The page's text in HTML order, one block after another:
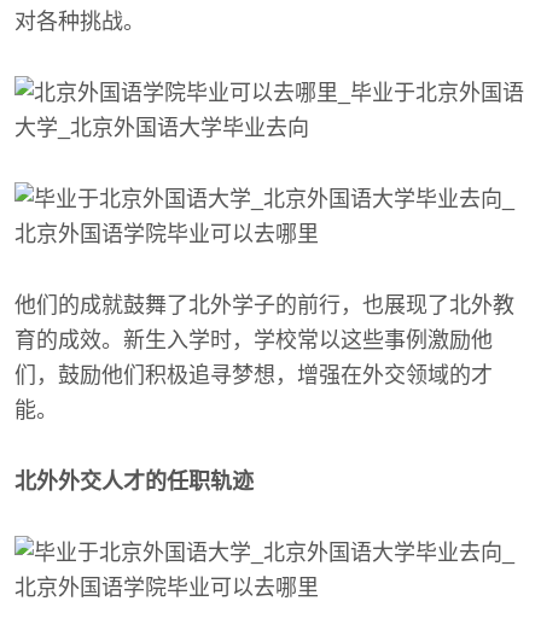
对各种挑战。
他们的成就鼓舞了北外学子的前行，也展现了北外教
育的成效。新生入学时，学校常以这些事例激励他
们，鼓励他们积极追寻梦想，增强在外交领域的才
能。
北外外交人才的任职轨迹